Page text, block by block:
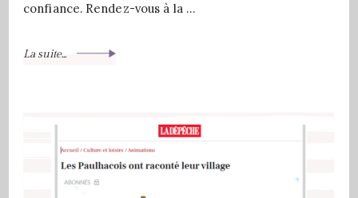
confiance. Rendez-vous à la …
La suite...